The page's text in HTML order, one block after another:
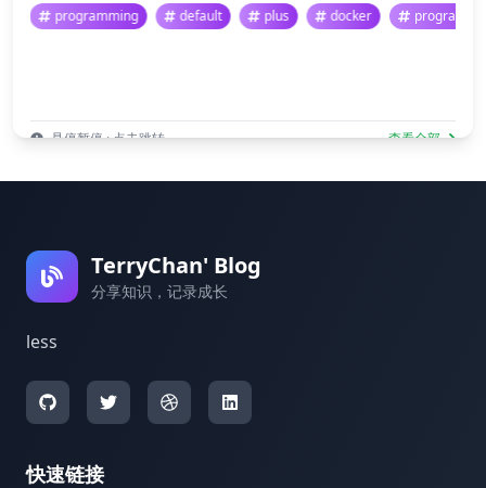
programming default plus docker
悬停暂停 · 点击跳转 查看全部
TerryChan' Blog
分享知识，记录成长
less
快速链接